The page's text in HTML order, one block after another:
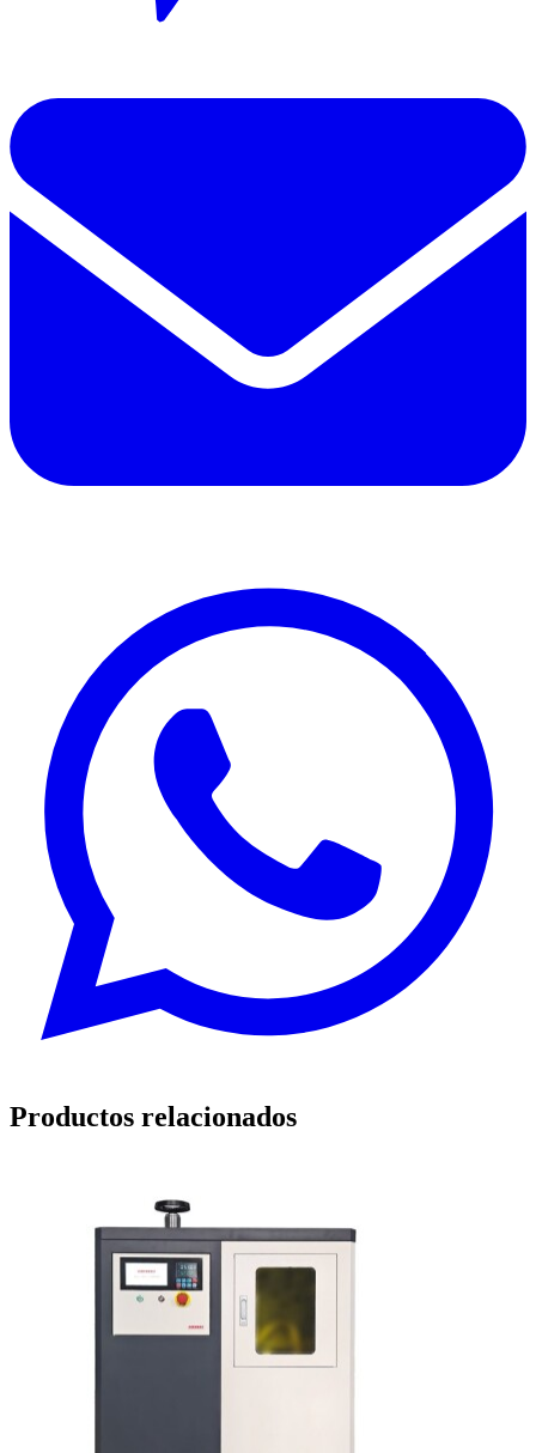
Productos relacionados